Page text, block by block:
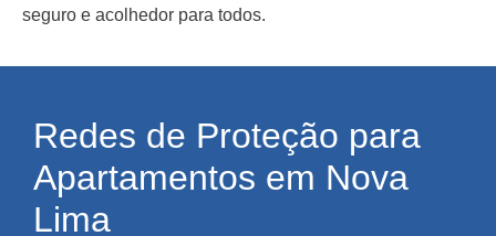
seguro e acolhedor para todos.
Redes de Proteção para
Apartamentos em Nova
Lima